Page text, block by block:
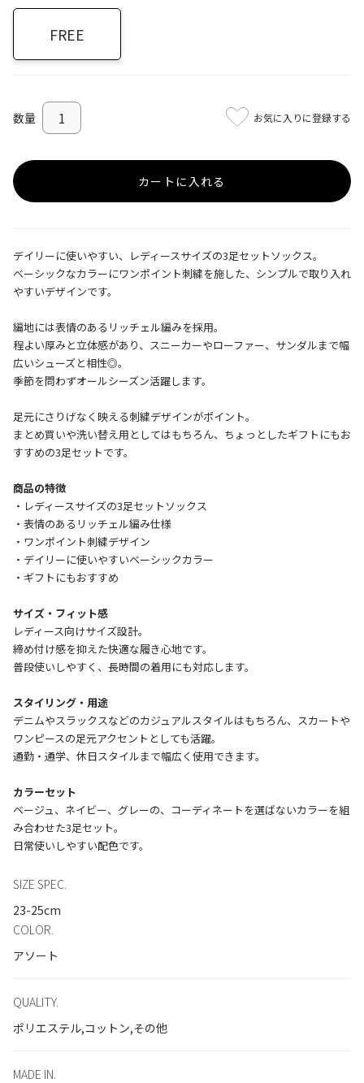
FREE
お気に入りに登録する
カートに入れる
デイリーに使いやすい、レディースサイズの3足セットソックス。
ベーシックなカラーにワンポイント刺繍を施した、シンプルで取り入れ
やすいデザインです。
編地には表情のあるリッチェル編みを採用。
程よい厚みと立体感があり、スニーカーやローファー、サンダルまで幅
広いシューズと相性◎。
季節を問わずオールシーズン活躍します。
足元にさりげなく映える刺繍デザインがポイント。
まとめ買いや洗い替え用としてはもちろん、ちょっとしたギフトにもお
すすめの3足セットです。
商品の特徴
・レディースサイズの3足セットソックス
・表情のあるリッチェル編み仕様
・ワンポイント刺繍デザイン
・デイリーに使いやすいベーシックカラー
・ギフトにもおすすめ
サイズ・フィット感
レディース向けサイズ設計。
締め付け感を抑えた快適な履き心地です。
普段使いしやすく、長時間の着用にも対応します。
スタイリング・用途
デニムやスラックスなどのカジュアルスタイルはもちろん、スカートや
ワンピースの足元アクセントとしても活躍。
通勤・通学、休日スタイルまで幅広く使用できます。
カラーセット
ベージュ、ネイビー、グレーの、コーディネートを選ばないカラーを組
み合わせた3足セット。
SIZE SPEC.
23-25cm
COLOR.
アソート
QUALITY.
ポリエステル,コットン,その他
MADE IN.